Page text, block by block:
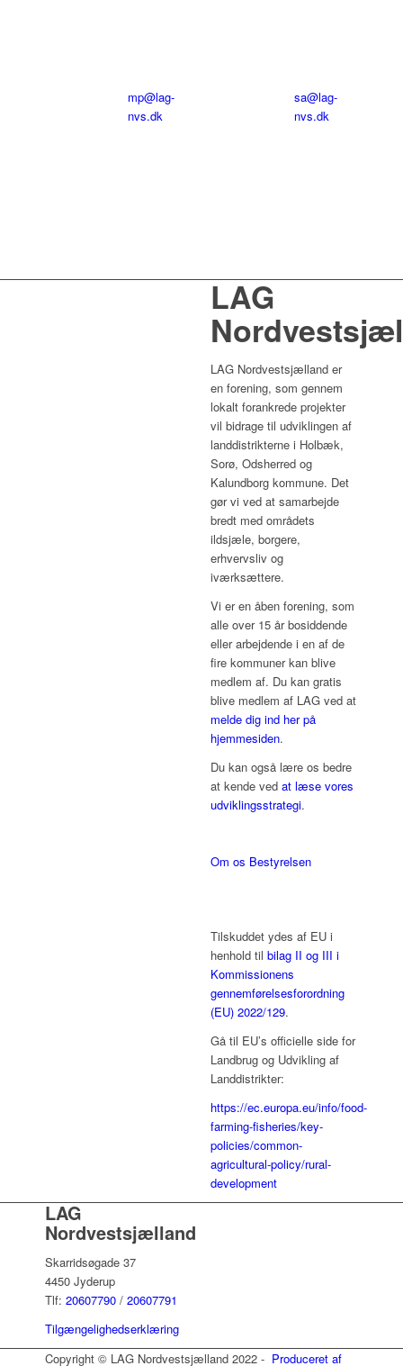
mp@lag-
nvs.dk
sa@lag-
nvs.dk
LAG
LAG Nordvestsjælland er
en forening, som gennem
lokalt forankrede projekter
vil bidrage til udviklingen af
landdistrikterne i Holbæk,
Sorø, Odsherred og
Kalundborg kommune. Det
gør vi ved at samarbejde
bredt med områdets
ildsjæle, borgere,
erhvervsliv og
iværksættere.
Vi er en åben forening, som
alle over 15 år bosiddende
eller arbejdende i en af de
fire kommuner kan blive
medlem af. Du kan gratis
blive medlem af LAG ved at
melde dig ind her på
hjemmesiden.
Du kan også lære os bedre
at kende vedat læse vores
udviklingsstrategi.
Om os Bestyrelsen
Tilskuddet ydes af EU i
henhold tilbilag II og III i
Kommissionens
gennemførelsesforordning
(EU) 2022/129.
Gå til EU’s officielle side for
Landbrug og Udvikling af
Landdistrikter:
https://ec.europa.eu/info/food-
farming-fisheries/key-
policies/common-
agricultural-policy/rural-
development
LAG
Nordvestsjælland
Skarridsøgade 37
4450 Jyderup
Tlf: 20607790 / 20607791
Tilgængelighedserklæring
Copyright © LAG Nordvestsjælland 2022 - Produceret af